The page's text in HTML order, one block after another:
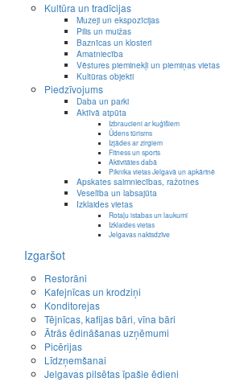
Kultūra un tradīcijas
Muzeji un ekspozīcijas
Pilis un muižas
Baznīcas un klosteri
Amatniecība
Vēstures pieminekļi un piemiņas vietas
Kultūras objekti
Piedzīvojums
Daba un parki
Aktīvā atpūta
Izbraucieni ar kuģīšiem
Ūdens tūrisms
Izjādes ar zirgiem
Fitness un sports
Aktivitātes dabā
Piknika vietas Jelgavā un apkārtnē
Apskates saimniecības, ražotnes
Veselība un labsajūta
Izklaides vietas
Rotaļu istabas un laukumi
Izklaides vietas
Jelgavas naktsdzīve
Izgaršot
Restorāni
Kafejnīcas un krodziņi
Konditorejas
Tējnīcas, kafijas bāri, vīna bāri
Ātrās ēdināšanas uzņēmumi
Picērijas
Līdzņemšanai
Jelgavas pilsētas īpašie ēdieni